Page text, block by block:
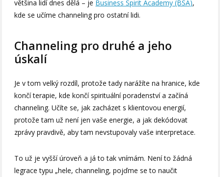
většina lidí dnes dělá – je Business Spirit Academy (BSA),
kde se učíme channeling pro ostatní lidi.
Channeling pro druhé a jeho
úskalí
Je v tom velký rozdíl, protože tady narážíte na hranice, kde
končí terapie, kde končí spirituální poradenství a začíná
channeling. Učíte se, jak zacházet s klientovou energií,
protože tam už není jen vaše energie, a jak dekódovat
zprávy pravdivě, aby tam nevstupovaly vaše interpretace.
To už je vyšší úroveň a já to tak vnímám. Není to žádná
legrace typu „hele, channeling, pojďme se to naučit